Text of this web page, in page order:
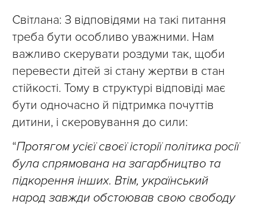
Світлана: З відповідями на такі питання
треба бути особливо уважними. Нам
важливо скерувати роздуми так, щоби
перевести дітей зі стану жертви в стан
стійкості. Тому в структурі відповіді має
бути одночасно й підтримка почуттів
дитини, і скеровування до сили:
“Протягом усієї своєї історії політика росії
була спрямована на загарбництво та
підкорення інших. Втім, український
народ завжди обстоював свою свободу